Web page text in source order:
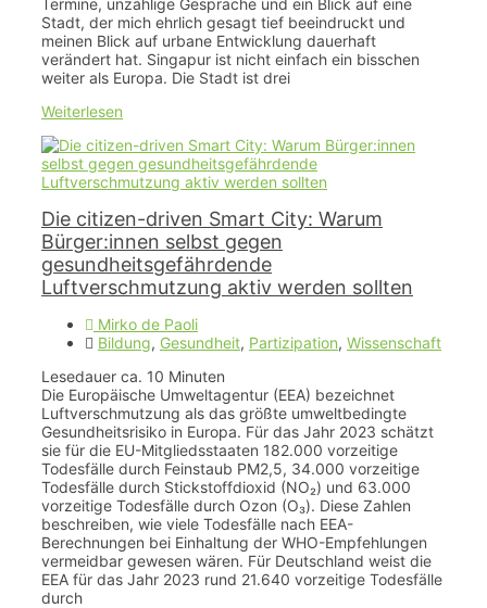
Stadt, der mich ehrlich gesagt tief beeindruckt und
meinen Blick auf urbane Entwicklung dauerhaft
verändert hat. Singapur ist nicht einfach ein bisschen
weiter als Europa. Die Stadt ist drei
Weiterlesen
Die citizen-driven Smart City: Warum
Bürger:innen selbst gegen
gesundheitsgefährdende
Luftverschmutzung aktiv werden sollten
Mirko de Paoli
Bildung, Gesundheit, Partizipation, Wissenschaft
Lesedauer ca. 10 Minuten
Die Europäische Umweltagentur (EEA) bezeichnet
Luftverschmutzung als das größte umweltbedingte
Gesundheitsrisiko in Europa. Für das Jahr 2023 schätzt
sie für die EU-Mitgliedsstaaten 182.000 vorzeitige
Todesfälle durch Feinstaub PM2,5, 34.000 vorzeitige
Todesfälle durch Stickstoffdioxid (NO₂) und 63.000
vorzeitige Todesfälle durch Ozon (O₃). Diese Zahlen
beschreiben, wie viele Todesfälle nach EEA-
Berechnungen bei Einhaltung der WHO-Empfehlungen
vermeidbar gewesen wären. Für Deutschland weist die
EEA für das Jahr 2023 rund 21.640 vorzeitige Todesfälle
durch